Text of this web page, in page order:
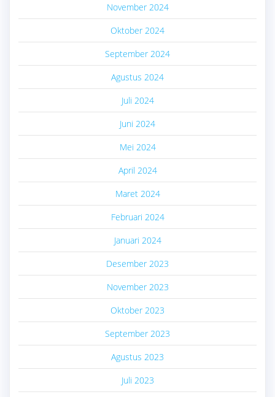
November 2024
Oktober 2024
September 2024
Agustus 2024
Juli 2024
Juni 2024
Mei 2024
April 2024
Maret 2024
Februari 2024
Januari 2024
Desember 2023
November 2023
Oktober 2023
September 2023
Agustus 2023
Juli 2023